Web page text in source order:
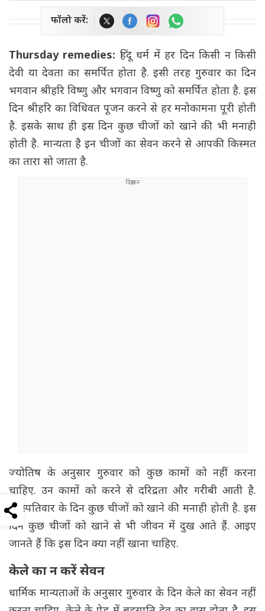
फॉलो करें:
Thursday remedies: हिंदू धर्म में हर दिन किसी न किसी
देवी या देवता का समर्पित होता है. इसी तरह गुरुवार का दिन
भगवान श्रीहरि विष्णु और भगवान विष्णु को समर्पित होता है. इस
दिन श्रीहरि का विधिवत पूजन करने से हर मनोकामना पूरी होती
है. इसके साथ ही इस दिन कुछ चीजों को खाने की भी मनाही
होती है. मान्यता है इन चीजों का सेवन करने से आपकी किस्मत
का तारा सो जाता है.
ज्योतिष के अनुसार गुरुवार को कुछ कामों को नहीं करना
चाहिए. उन कामों को करने से दरिद्रता और गरीबी आती है.
बृहस्पतिवार के दिन कुछ चीजों को खाने की मनाही होती है. इस
दिन कुछ चीजों को खाने से भी जीवन में दुख आते हैं. आइए
जानते हैं कि इस दिन क्या नहीं खाना चाहिए.
केले का न करें सेवन
धार्मिक मान्यताओं के अनुसार गुरुवार के दिन केले का सेवन नहीं